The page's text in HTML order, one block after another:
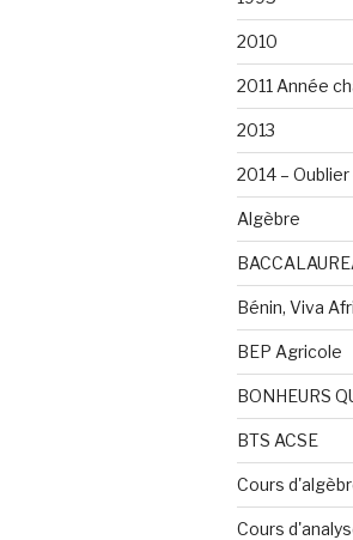
2010
2011 Année
2013
2014 –
Algèbre
Bénin, Viva
BEP Agricole
BONHEURS
BTS ACSE
Cours
Cours